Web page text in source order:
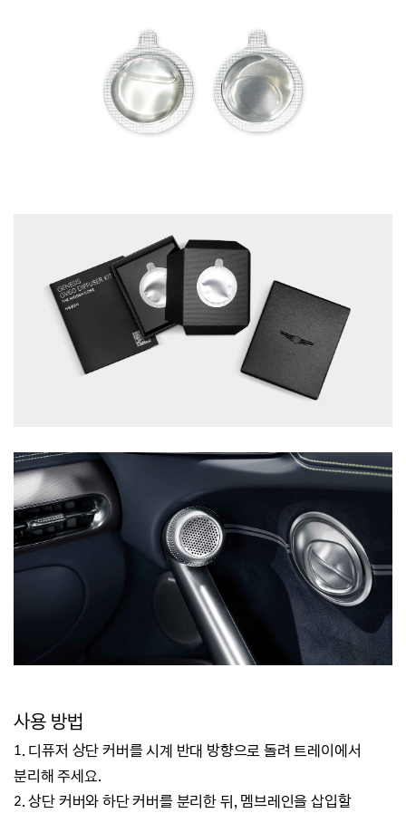
사용 방법
1. 디퓨저 상단 커버를 시계 반대 방향으로 돌려 트레이에서
분리해 주세요.
2. 상단 커버와 하단 커버를 분리한 뒤, 멤브레인을 삽입할